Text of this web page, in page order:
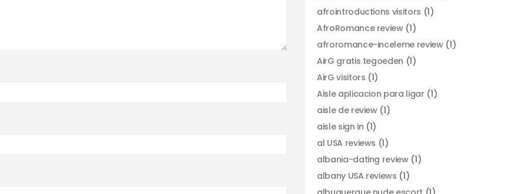
afrointroductions visitors (1)
AfroRomance review(1)
afroromance-inceleme review(1)
AirG gratis tegoeden (1)
AirG visitors (1)
Aisle aplicacion para ligar (1)
aisle de review(1)
aisle sign in (1)
al USA reviews (1)
albania-dating review(1)
albany USA reviews (1)